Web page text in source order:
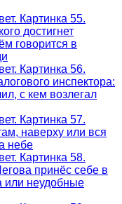
Картинка 55.
достигнет
говорится в
Картинка 56.
инспектора:
с кем возлегал
Картинка 57.
наверху или вся
небе
Картинка 58.
принёс себе в
или неудобные